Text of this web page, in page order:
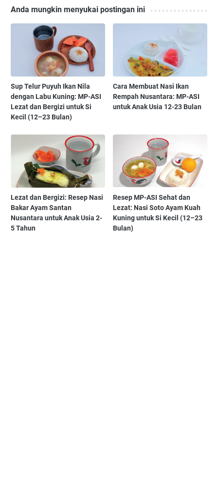
Anda mungkin menyukai postingan ini
Sup Telur Puyuh Ikan Nila
dengan Labu Kuning: MP-ASI
Lezat dan Bergizi untuk Si
Kecil (12–23 Bulan)
Cara Membuat Nasi Ikan
Rempah Nusantara: MP-ASI
untuk Anak Usia 12-23 Bulan
Lezat dan Bergizi: Resep Nasi
Bakar Ayam Santan
Nusantara untuk Anak Usia 2-
5 Tahun
Resep MP-ASI Sehat dan
Lezat: Nasi Soto Ayam Kuah
Kuning untuk Si Kecil (12–23
Bulan)